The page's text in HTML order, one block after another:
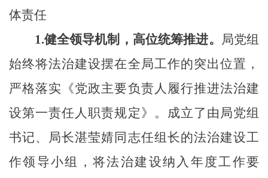
体责任
1.健全领导机制，高位统筹推进。
局党组
始终将法治建设摆在全局工作的突出位置，
严格落实《党政主要负责人履行推进法治建
设第一责任人职责规定》。成立了由局党组
书记、局长湛莹婧同志任组长的法治建设工
作领导小组，将法治建设纳入年度工作要